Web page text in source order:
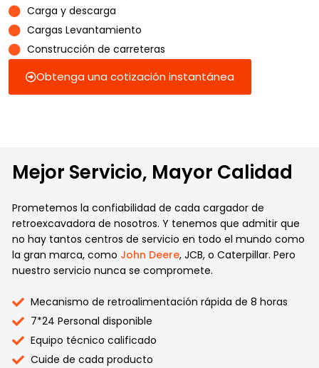
Carga y descarga
Cargas Levantamiento
Construcción de carreteras
Obtenga una cotización instantánea
Mejor Servicio, Mayor Calidad
Prometemos la confiabilidad de cada cargador de
retroexcavadora de nosotros. Y tenemos que admitir que
no hay tantos centros de servicio en todo el mundo como
la gran marca, como John Deere, JCB, o Caterpillar. Pero
nuestro servicio nunca se compromete.
Mecanismo de retroalimentación rápida de 8 horas
7*24 Personal disponible
Equipo técnico calificado
Cuide de cada producto